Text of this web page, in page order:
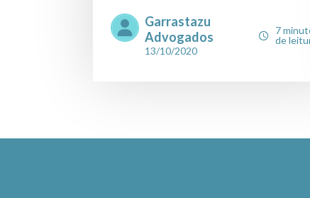
Garrastazu
Advogados
13/10/2020
7
de